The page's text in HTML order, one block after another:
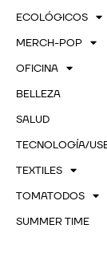
ECOLÓGICOS
MERCH-POP
OFICINA
BELLEZA
SALUD
TECNOLOGÍA/
TEXTILES
TOMATODOS
SUMMER TIME